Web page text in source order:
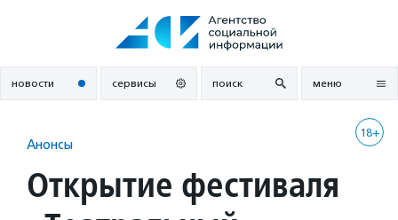
новости сервисы поиск меню
18+
Анонсы
Открытие фестиваля